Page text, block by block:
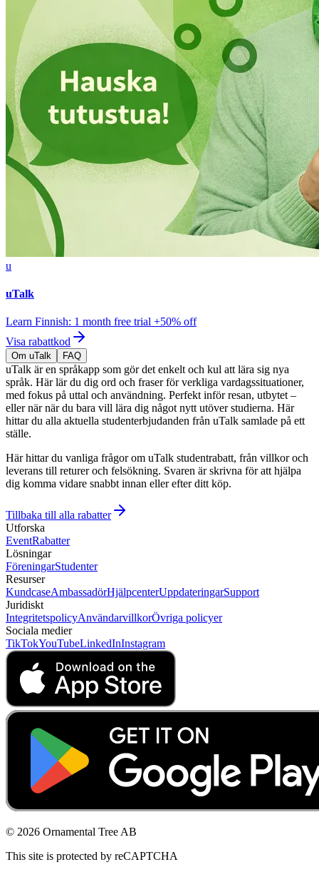
u
uTalk
Learn Finnish: 1 month free trial +50% off
Visa rabattkod
Om uTalk FAQ
uTalk är en språkapp som gör det enkelt och kul att lära sig nya
språk. Här lär du dig ord och fraser för verkliga vardagssituationer,
med fokus på uttal och användning. Perfekt inför resan, utbytet –
eller när när du bara vill lära dig något nytt utöver studierna. Här
hittar du alla aktuella studenterbjudanden från uTalk samlade på ett
ställe.
Här hittar du vanliga frågor om uTalk studentrabatt, från villkor och
leverans till returer och felsökning. Svaren är skrivna för att hjälpa
dig komma vidare snabbt innan eller efter ditt köp.
Tillbaka till alla rabatter
Utforska
EventRabatter
Lösningar
FöreningarStudenter
Resurser
KundcaseAmbassadörHjälpcenterUppdateringarSupport
Juridiskt
IntegritetspolicyAnvändarvillkorÖvriga policyer
Sociala medier
TikTokYouTubeLinkedInInstagram
© 2026 Ornamental Tree AB
This site is protected by reCAPTCHA